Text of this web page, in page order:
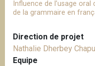
Influence de l’usage
de la grammaire en
Direction de projet
Nathalie Dherbey
Equipe